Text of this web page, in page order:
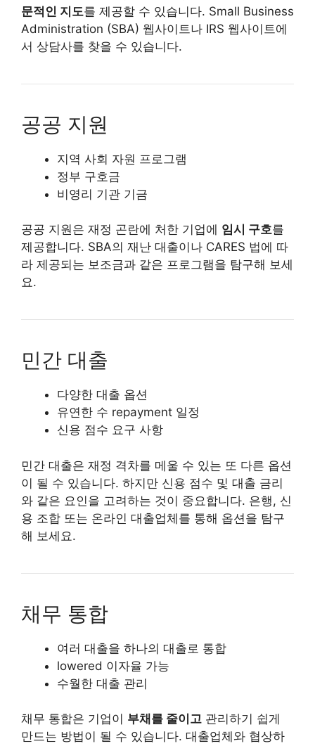
문적인 지도를 제공할 수 있습니다. Small Business
Administration (SBA) 웹사이트나 IRS 웹사이트에
서 상담사를 찾을 수 있습니다.
공공 지원
지역 사회 자원 프로그램
정부 구호금
비영리 기관 기금
공공 지원은 재정 곤란에 처한 기업에 임시 구호를
제공합니다. SBA의 재난 대출이나 CARES 법에 따
라 제공되는 보조금과 같은 프로그램을 탐구해 보세
요.
민간 대출
다양한 대출 옵션
유연한 수 repayment 일정
신용 점수 요구 사항
민간 대출은 재정 격차를 메울 수 있는 또 다른 옵션
이 될 수 있습니다. 하지만 신용 점수 및 대출 금리
와 같은 요인을 고려하는 것이 중요합니다. 은행, 신
용 조합 또는 온라인 대출업체를 통해 옵션을 탐구
해 보세요.
채무 통합
여러 대출을 하나의 대출로 통합
lowered 이자율 가능
수월한 대출 관리
채무 통합은 기업이 부채를 줄이고 관리하기 쉽게
만드는 방법이 될 수 있습니다. 대출업체와 협상하